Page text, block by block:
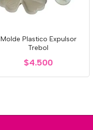
Molde Plastico Expulsor
Trebol
$4.500